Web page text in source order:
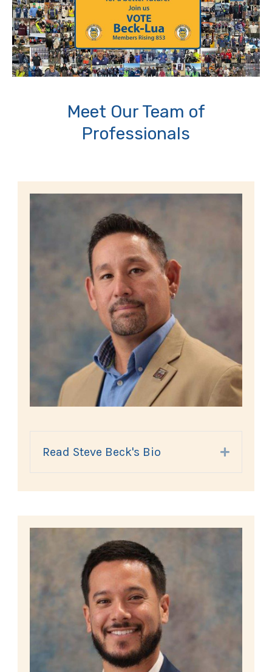
Meet Our Team of
Professionals
Read Steve Beck's Bio Expand